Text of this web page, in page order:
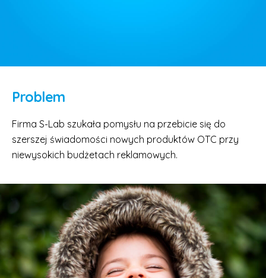
Problem
Firma S-Lab szukała pomysłu na przebicie się do
szerszej świadomości nowych produktów OTC przy
niewysokich budżetach reklamowych.